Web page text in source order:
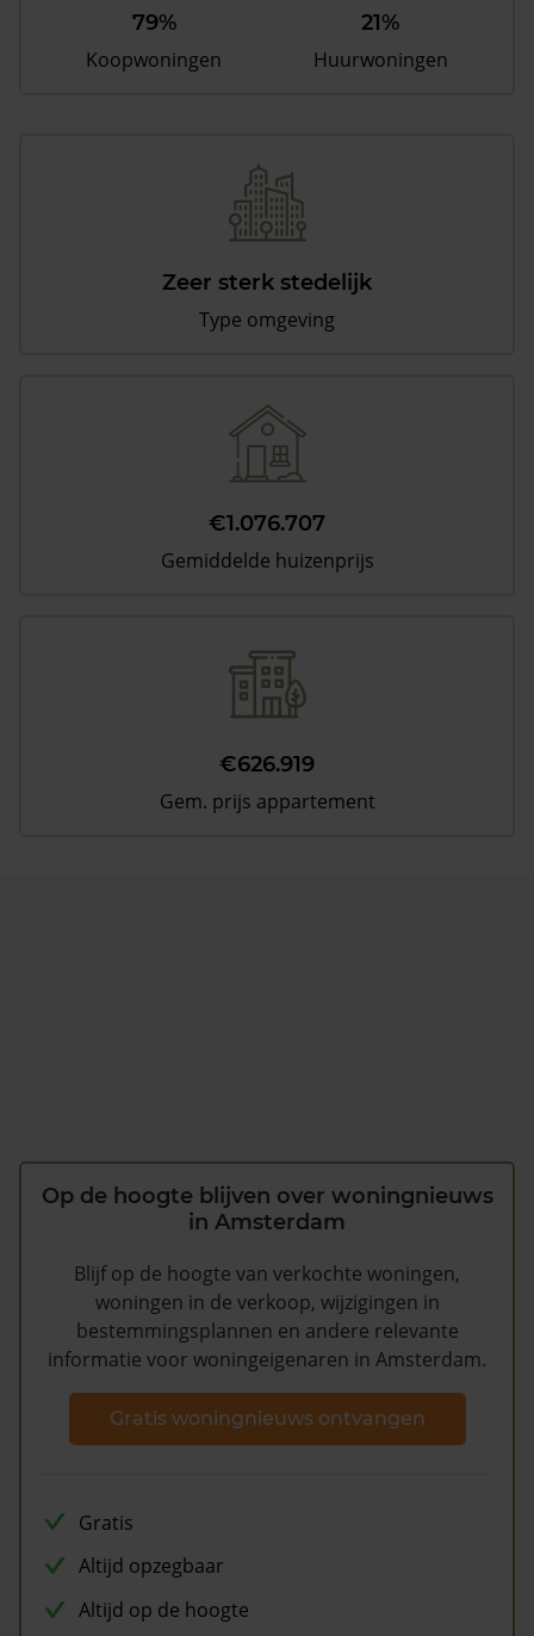
79%
Koopwoningen
21%
Huurwoningen
Zeer sterk stedelijk
Type omgeving
€1.076.707
Gemiddelde huizenprijs
€626.919
Gem. prijs appartement
Op de hoogte blijven over woningnieuws
in Amsterdam
Blijf op de hoogte van verkochte woningen,
woningen in de verkoop, wijzigingen in
bestemmingsplannen en andere relevante
informatie voor woningeigenaren in Amsterdam.
Gratis woningnieuws ontvangen
Gratis
Altijd opzegbaar
Altijd op de hoogte